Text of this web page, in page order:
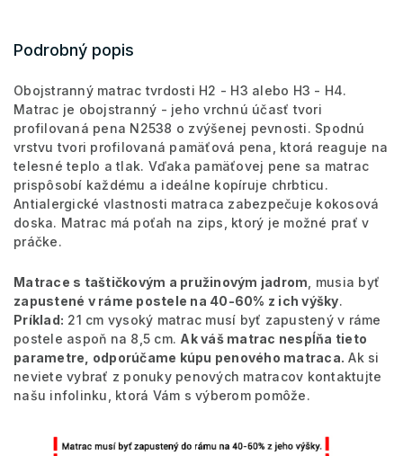
Podrobný popis
Obojstranný matrac tvrdosti H2 - H3 alebo H3 - H4.
Matrac je obojstranný - jeho vrchnú účasť tvori
profilovaná pena N2538 o zvýšenej pevnosti. Spodnú
vrstvu tvori profilovaná pamäťová pena, ktorá reaguje na
telesné teplo a tlak. Vďaka pamäťovej pene sa matrac
prispôsobí každému a ideálne kopíruje chrbticu.
Antialergické vlastnosti matraca zabezpečuje kokosová
doska. Matrac má poťah na zips, ktorý je možné prať v
práčke.
Matrace s taštičkovým a pružinovým jadrom , musia byť
zapustené v ráme postele na 40-60% z ich výšky.
Príklad: 21 cm vysoký matrac musí byť zapustený v ráme
postele aspoň na 8,5 cm. Ak váš matrac nespĺňa tieto
parametre, odporúčame kúpu penového matraca. Ak si
neviete vybrať z ponuky penových matracov kontaktujte
našu infolinku, ktorá Vám s výberom pomôže.